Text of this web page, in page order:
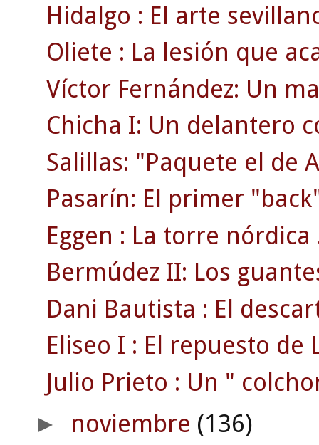
Hidalgo : El arte
Oliete : La lesión que
Víctor Fernández: Un
Chicha I: Un delantero
Salillas: "Paquete el de
Pasarín: El primer
Eggen : La torre nórdica
Bermúdez II: Los
Dani Bautista : El
Eliseo I : El repuesto de
Julio Prieto : Un "
► noviembre (136)